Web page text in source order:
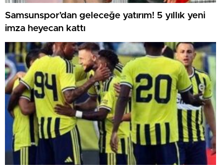
Samsunspor’dan geleceğe yatırım! 5 yıllık yeni
imza heyecan kattı